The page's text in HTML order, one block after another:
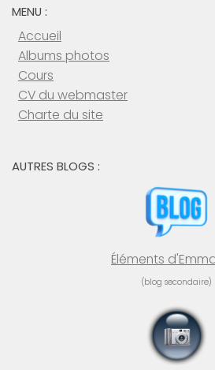
MENU :
Accueil
Albums photos
Cours
CV du webmaster
Charte du site
AUTRES BLOGS :
Éléments
(blog secondaire)